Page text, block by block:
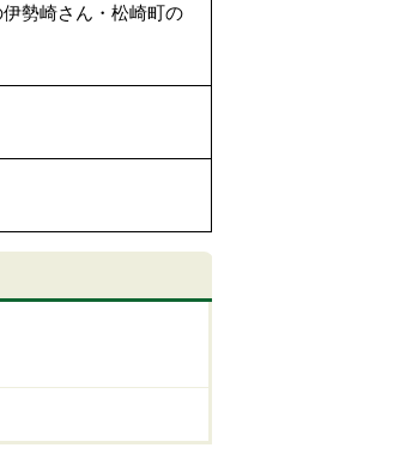
勢崎さん・松崎町の